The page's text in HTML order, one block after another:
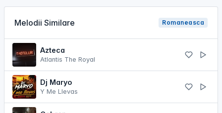
Melodii Similare Romaneasca
Azteca
Atlantis The Royal
Dj Maryo
Y Me Llevas